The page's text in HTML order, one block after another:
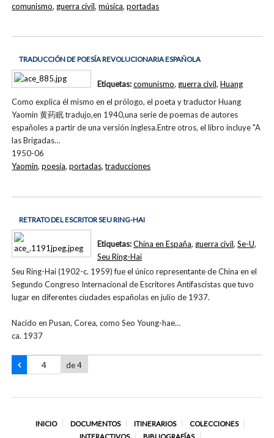
comunismo, guerra civil,música,portadas
TRADUCCIÓN DE POESÍA REVOLUCIONARIA ESPAÑOLA
Como explica él mismo en el prólogo, el poeta y traductor Huang
Yaomin 黄药眠 tradujo,en 1940,una serie de poemas de autores
españoles a partir de una versión inglesa.Entre otros, el libro incluye "A
las Brigadas…
1950-06
Etiquetas:comunismo, guerra civil, Huang
Yaomin,poesía,portadas,traducciones
RETRATO DEL ESCRITOR SEU RING-HAI
Seu Ring-Hai (1902-c. 1959) fue el único representante de China en el
Segundo Congreso Internacional de Escritores Antifascistas que tuvo
lugar en diferentes ciudades españolas en julio de 1937.
Nacido en Pusan, Corea, como Seo Young-hae…
ca. 1937
Etiquetas:China en España, guerra civil, Se-U,
Seu Ring-Hai
de 4
INICIO DOCUMENTOS ITINERARIOS
COLECCIONES
INTERACTIVOS
BIBLIOGRAFÍAS